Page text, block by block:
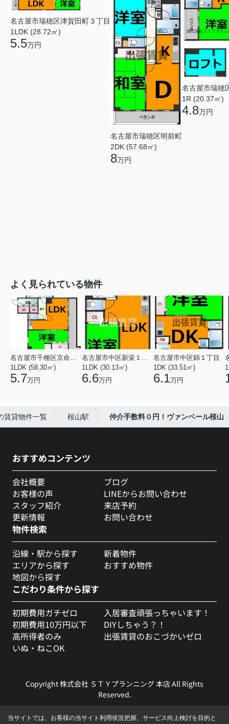
名古屋市瑞穂区津賀田町３丁目
1LDK (28.72㎡)
5.5万円
名古屋市瑞穂区明前町
2DK (57.68㎡)
8万円
名古屋市瑞穂
1R (20.37㎡)
4.8万円
よく見られている物件
名古屋市千種区京命１丁目
1LDK (58.30㎡)
5.7万円
名古屋市中区新栄１丁目
1LDK (30.13㎡)
6.6万円
名古屋市中区錦１丁目
1DK (33.51㎡)
6.1万円
賃貸物件一覧 桜山駅 仲介手数料０円！ヴァンベール桜山
おすすめコンテンツ
会社概要
お客様の声
スタッフ紹介
更新情報
ブログ
LINEからお問い合わせ
来店予約
お問い合わせ
物件検索
沿線・駅から探す
エリアから探す
地図から探す
新着物件
おすすめ物件
こだわり条件から探す
初期費用ガチゼロ
初期費用10万円以下
高所得者のみ
いぬ・ねこOK
入居審査頑張っちゃいます！
DIYしちゃう？！
出張賃貸のおこづかいゼロ
Copyright 株式会社 ＳＴＹプランニング 本店 All Rights
Reserved.
当サイトでは、お客様の当サイト利用状況把握、サービス向上検討を目的と